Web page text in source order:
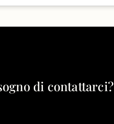
di contattarci?